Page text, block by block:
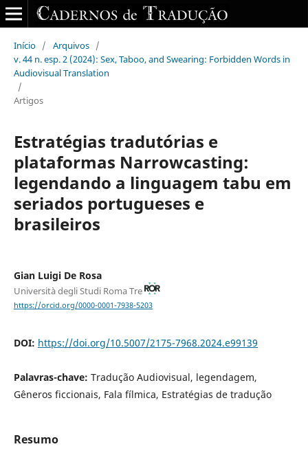
Início / Arquivos /
v. 44 n. esp. 2 (2024): Sex, Taboo, and Swearing: Forbidden Words in
Audiovisual Translation
/
Artigos
Estratégias tradutórias e
plataformas Narrowcasting:
legendando a linguagem tabu em
seriados portugueses e
brasileiros
Gian Luigi De Rosa
Università degli Studi Roma Tre
https://orcid.org/0000-0001-7938-5203
DOI: https://doi.org/10.5007/2175-7968.2024.e99139
Palavras-chave: Tradução Audiovisual, legendagem,
Gêneros ficcionais, Fala fílmica, Estratégias de tradução
Resumo